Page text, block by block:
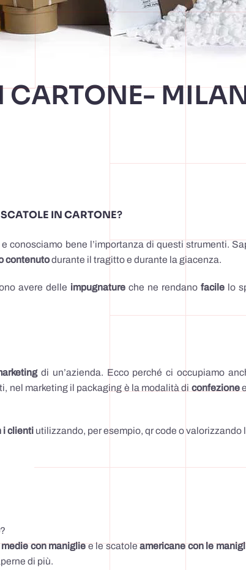
CARTONE-
SCATOLE IN CARTONE?
conosciamo bene l’importanza di questi strumenti.
contenutodurante il tragitto e durante la giacenza.
avere delle impugnature che ne rendano facile lo
di un’azienda. Ecco perché ci occupiamo
nel marketing il packaging è la modalità di confezione
i clienti utilizzando, per esempio, qr code o valorizzando
?
con manigliee le scatoleamericane con le
di più.